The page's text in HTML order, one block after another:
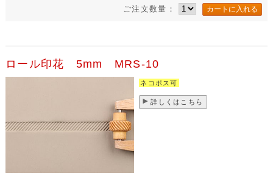
ご注文数量：
ロール印花 5mm MRS-10
ネコポス可
詳しくはこちら